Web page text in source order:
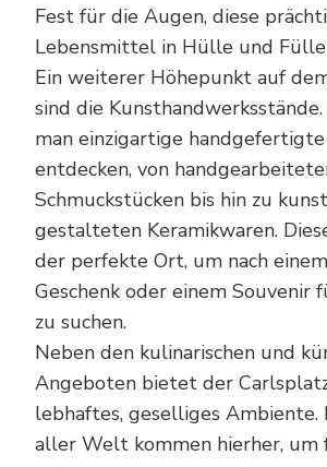
Fest für die Augen, diese
Lebensmittel in Hülle und Fülle
Ein weiterer Höhepunkt auf
sind die
man einzigartige
entdecken, von
Schmuckstücken bis hin zu
gestalteten Keramikwaren.
der perfekte Ort, um nach
Geschenk oder einem Souvenir
zu suchen.
Neben den kulinarischen und
Angeboten bietet der
lebhaftes, geselliges Ambiente.
aller Welt kommen hierher, um